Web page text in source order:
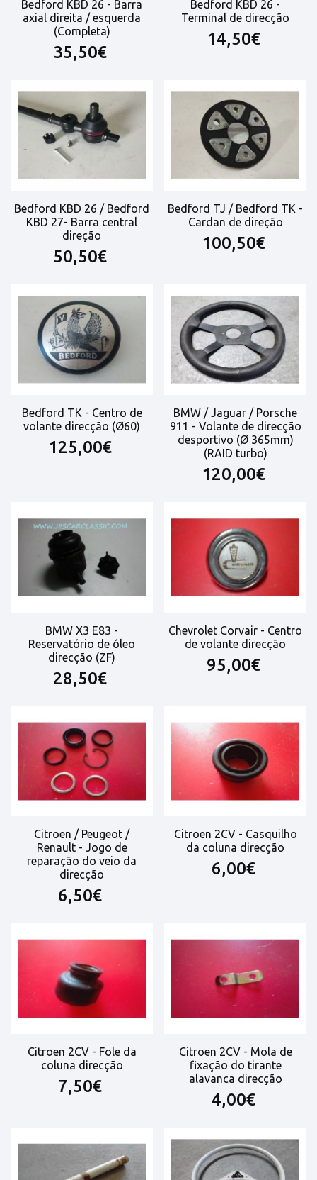
Bedford KBD 26 - Barra
axial direita / esquerda
(Completa)
35,50€
Bedford KBD 26 -
Terminal de direcção
14,50€
Bedford KBD 26 / Bedford
KBD 27- Barra central
direção
50,50€
Bedford TJ / Bedford TK -
Cardan de direção
100,50€
Bedford TK - Centro de
volante direcção (Ø60)
125,00€
BMW / Jaguar / Porsche
911 - Volante de direcção
desportivo (Ø 365mm)
(RAID turbo)
120,00€
BMW X3 E83 -
Reservatório de óleo
direcção (ZF)
28,50€
Chevrolet Corvair - Centro
de volante direcção
95,00€
Citroen / Peugeot /
Renault - Jogo de
reparação do veio da
direcção
6,50€
Citroen 2CV - Casquilho
da coluna direcção
6,00€
Citroen 2CV - Fole da
coluna direcção
7,50€
Citroen 2CV - Mola de
fixação do tirante
alavanca direcção
4,00€